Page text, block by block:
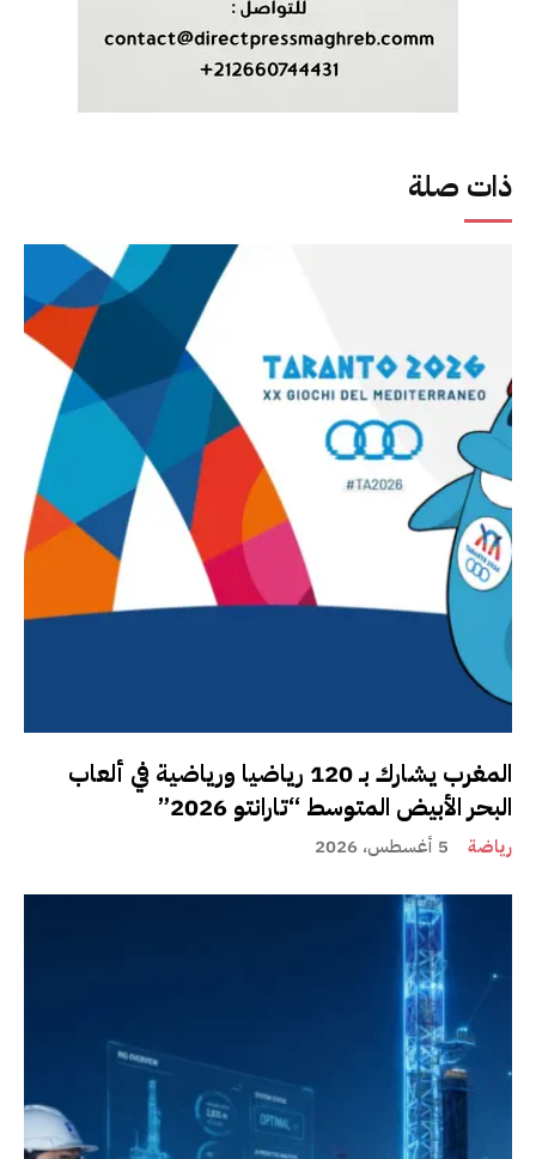
ذات صلة
المغرب يشارك بـ 120 رياضيا ورياضية في ألعاب
البحر الأبيض المتوسط “تارانتو 2026”
رياضة 5 أغسطس، 2026